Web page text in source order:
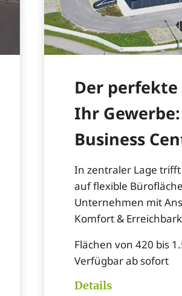
Der
Ihr
Business
In zentraler Lage
auf flexible
Unternehmen mit
Komfort &
Flächen von 420 bis
Verfügbar ab sofort
Details